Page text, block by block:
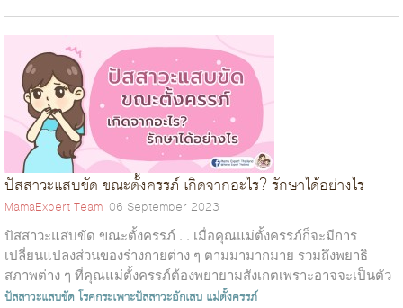
ปัสสาวะแสบขัด ขณะตั้งครรภ์ เกิดจากอะไร? รักษาได้อย่างไร
MamaExpert Team 06 September 2023
ปัสสาวะแสบขัด ขณะตั้งครรภ์ . . เมื่อคุณแม่ตั้งครรภ์ก็จะมีการ
เปลี่ยนแปลงส่วนของร่างกายต่าง ๆ ตามมามากมาย รวมถึงพยาธิ
สภาพต่าง ๆ ที่คุณแม่ตั้งครรภ์ต้องพยายามสังเกตเพราะอาจจะเป็นตัว
บ่งบอกถึงอาการของ...
ปัสสาวะแสบขัดโรคกระเพาะปัสสาวะอักเสบ แม่ตั้งครรภ์